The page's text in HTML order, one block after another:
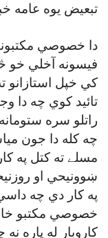
تبعيض يوه عامه
دا خصوصي
فيسونه آخلي خو
کي خپل استازانو
تائيد کوي چه دا
راتلو سره
چه کله دا جون
مسلے ته کتل په
ښوونيحي او
په کار دي چه
خصوصي مکتبو
کاروبار له پاره